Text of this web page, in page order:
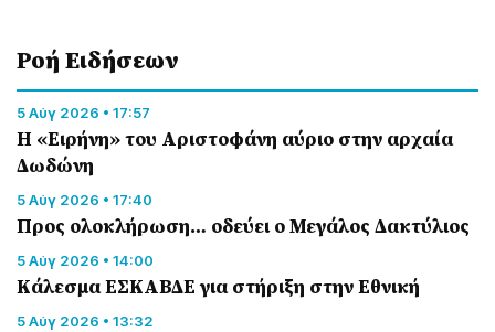
Ροή Eιδήσεων
5 Αύγ 2026 • 17:57
Η «Ειρήνη» του Αριστοφάνη αύριο στην αρχαία
Δωδώνη
5 Αύγ 2026 • 17:40
Προς ολοκλήρωση… οδεύει ο Μεγάλος Δακτύλιος
5 Αύγ 2026 • 14:00
Κάλεσμα ΕΣΚΑΒΔΕ για στήριξη στην Εθνική
5 Αύγ 2026 • 13:32